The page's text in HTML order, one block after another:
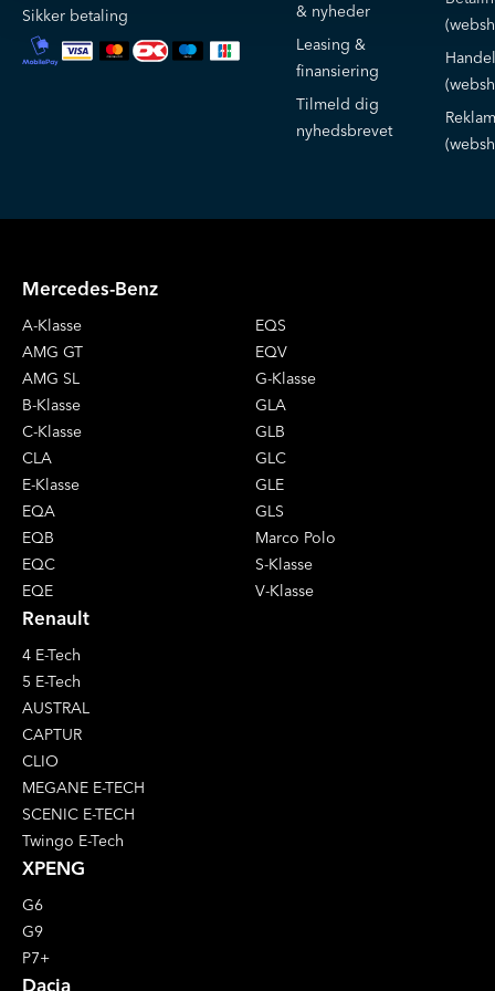
Sikker betaling
& nyheder
Leasing &
finansiering
Tilmeld dig
nyhedsbrevet
Mercedes-Benz
A-Klasse
AMG GT
AMG SL
B-Klasse
C-Klasse
CLA
E-Klasse
EQA
EQB
EQC
EQE
EQS
EQV
G-Klasse
GLA
GLB
GLC
GLE
GLS
Marco Polo
S-Klasse
V-Klasse
Renault
4 E-Tech
5 E-Tech
AUSTRAL
CAPTUR
CLIO
MEGANE E-TECH
SCENIC E-TECH
Twingo E-Tech
XPENG
G6
G9
P7+
Dacia